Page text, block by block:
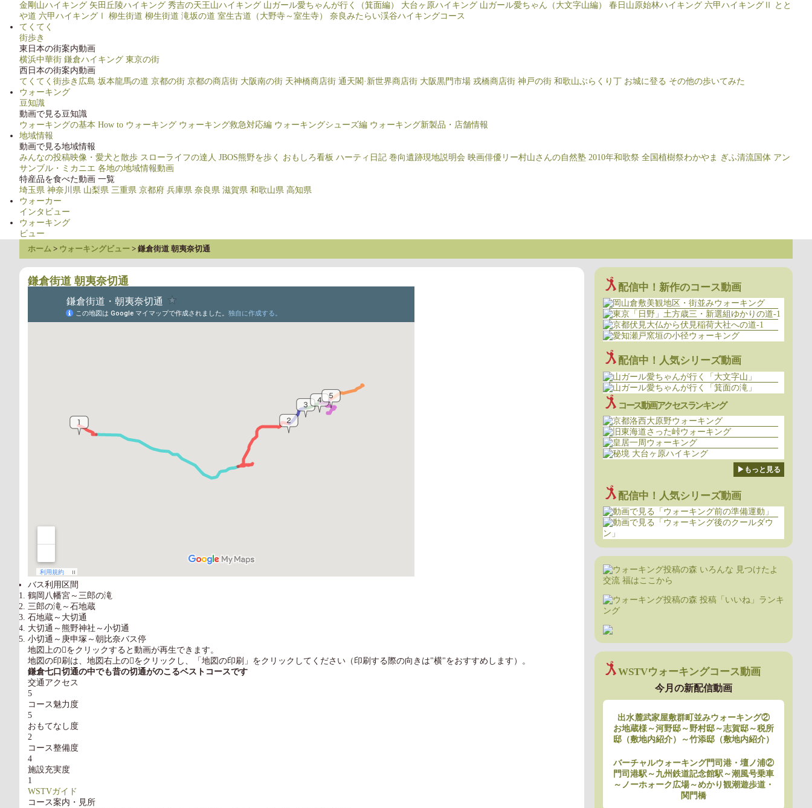
金剛山ハイキング 矢田丘陵ハイキング 秀吉の天王山ハイキング 山ガール愛ちゃんが行く（箕面編） 大台ヶ原ハイキング 山ガール愛ちゃん（大文字山編） 春日山原始林ハイキング 六甲ハイキングⅡ とと
や道 六甲ハイキングⅠ 柳生街道 柳生街道 滝坂の道 室生古道（大野寺～室生寺）
奈良みたらい渓谷ハイキングコース
てくてく
街歩き
東日本の街案内動画
横浜中華街 鎌倉ハイキング 東京の街
西日本の街案内動画
てくてく街歩き広島 坂本龍馬の道 京都の街 京都の商店街 大阪南の街 天神橋商店街 通天閣·新世界商店街 大阪黒門市場 戎橋商店街 神戸の街 和歌山ぶらくり丁 お城に登る その他の歩いてみた
ウォーキング
豆知識
動画で見る豆知識
ウォーキングの基本 How to ウォーキング ウォーキング救急対応編 ウォーキングシューズ編 ウォーキング新製品・店舗情報
地域情報
動画で見る地域情報
みんなの投稿映像・愛犬と散歩 スローライフの達人 JBOS熊野を歩く おもしろ看板 ハーティ日記 巻向遺跡現地説明会 映画俳優リー村山さんの自然塾 2010年和歌祭 全国植樹祭わかやま ぎふ清流国体 アン
サンブル・ミカニエ 各地の地域情報動画
特産品を食べた動画 一覧
埼玉県 神奈川県 山梨県 三重県 京都府 兵庫県 奈良県 滋賀県 和歌山県 高知県
ウォーカー
インタビュー
ウォーキング
ビュー
ホーム ウォーキングビュー 鎌倉街道 朝夷奈切通
鎌倉街道 朝夷奈切通
バス利用区間
鶴岡八幡宮～三郎の滝
三郎の滝～石地蔵
石地蔵～大切通
大切通～熊野神社～小切通
小切通～庚申塚～朝比奈バス停
地図上のをクリックすると動画が再生できます。
地図の印刷は、地図右上のをクリックし、「地図の印刷」をクリックしてください（印刷する際の向きは"横"をおすすめします）。
鎌倉七口切通の中でも昔の切通がのこるベストコースです
交通アクセス
5
コース魅力度
5
おもてなし度
2
コース整備度
4
施設充実度
1
WSTVガイド
コース案内・見所
配信中！新作のコース動画
配信中！人気シリーズ動画
コース動画アクセスランキング
▶もっと見る
配信中！人気シリーズ動画
WSTVウォーキングコース動画
今月の新配信動画
出水麓武家屋敷群町並みウォーキング②
お地蔵様～河野邸～野村邸～志賀邸～税所
邸（敷地内紹介）～竹添邸（敷地内紹介）
バーチャルウォーキング門司港・壇ノ浦②
門司港駅～九州鉄道記念館駅～潮風号乗車
～ノーホォーク広場～めかり観潮遊歩道・
関門橋